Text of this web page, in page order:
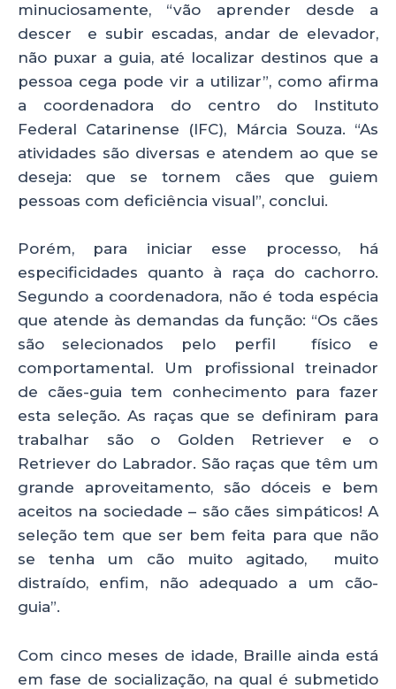
minuciosamente, “vão aprender desde a
descer e subir escadas, andar de elevador,
não puxar a guia, até localizar destinos que a
pessoa cega pode vir a utilizar”, como afirma
a coordenadora do centro do Instituto
Federal Catarinense (IFC), Márcia Souza. “As
atividades são diversas e atendem ao que se
deseja: que se tornem cães que guiem
pessoas com deficiência visual”, conclui.
Porém, para iniciar esse processo, há
especificidades quanto à raça do cachorro.
Segundo a coordenadora, não é toda espécia
que atende às demandas da função: “Os cães
são selecionados pelo perfil físico e
comportamental. Um profissional treinador
de cães-guia tem conhecimento para fazer
esta seleção. As raças que se definiram para
trabalhar são o Golden Retriever e o
Retriever do Labrador. São raças que têm um
grande aproveitamento, são dóceis e bem
aceitos na sociedade – são cães simpáticos! A
seleção tem que ser bem feita para que não
se tenha um cão muito agitado, muito
distraído, enfim, não adequado a um cão-
guia”.
Com cinco meses de idade, Braille ainda está
em fase de socialização, na qual é submetido